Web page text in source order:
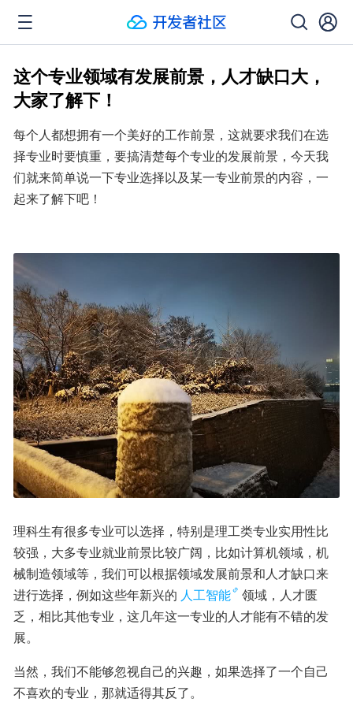
这个专业领域有发展前景，人才缺口大，
大家了解下！
每个人都想拥有一个美好的工作前景，这就要求我们在选
择专业时要慎重，要搞清楚每个专业的发展前景，今天我
们就来简单说一下专业选择以及某一专业前景的内容，一
起来了解下吧！
理科生有很多专业可以选择，特别是理工类专业实用性比
较强，大多专业就业前景比较广阔，比如计算机领域，机
械制造领域等，我们可以根据领域发展前景和人才缺口来
进行选择，例如这些年新兴的 人工智能
领域，人才匮
乏，相比其他专业，这几年这一专业的人才能有不错的发
展。
当然，我们不能够忽视自己的兴趣，如果选择了一个自己
不喜欢的专业，那就适得其反了。